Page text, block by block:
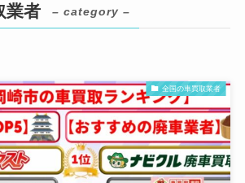
業者 – category –
全国の車買取業者